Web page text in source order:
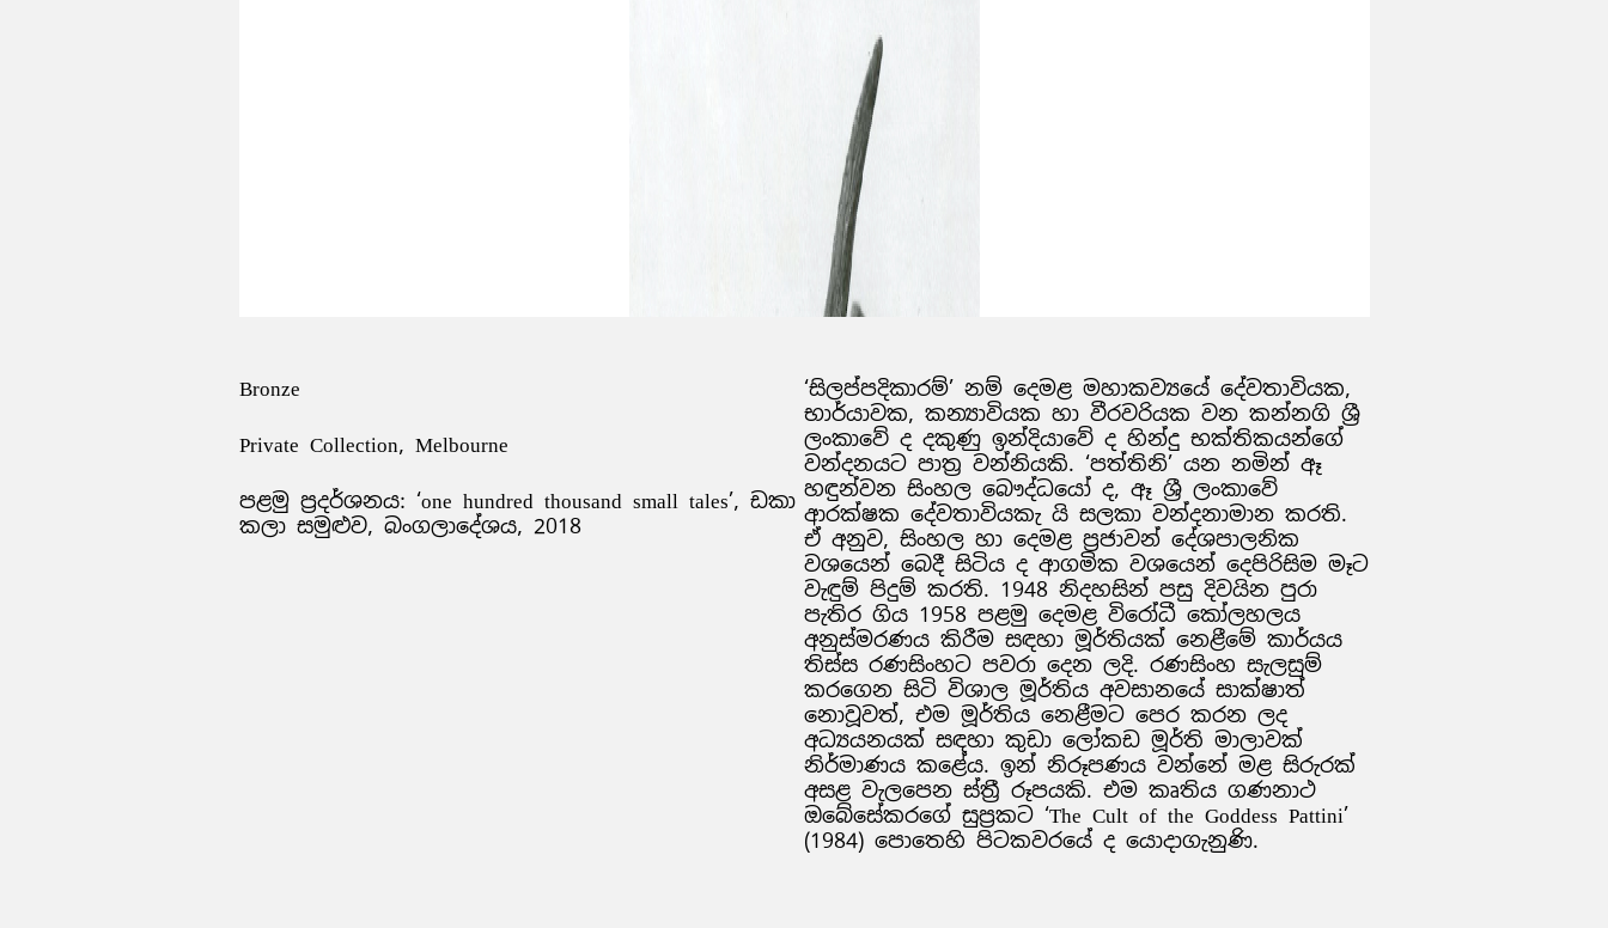
Bronze
Private Collection, Melbourne
පළමු ප්‍රදර්ශනය: ‘one hundred thousand small tales’, ඩකා
කලා සමුළුව, බංගලාදේශය, 2018
‘සිලප්පදිකාරම්’ නම් දෙමළ මහාකව්‍යයේ දේවතාවියක,
භාර්යාවක, කන්‍යාවියක හා වීරවරියක වන කන්නගි ශ්‍රී
ලංකාවේ ද දකුණු ඉන්දියාවේ ද හින්දු භක්තිකයන්ගේ
වන්දනයට පාත්‍ර වන්නියකි. ‘පත්තිනි’ යන නමින් ඈ
හඳුන්වන සිංහල බෞද්ධයෝ ද, ඈ ශ්‍රී ලංකාවේ
ආරක්ෂක දේවතාවියකැ යි සලකා වන්දනාමාන කරති.
ඒ අනුව, සිංහල හා දෙමළ ප්‍රජාවන් දේශපාලනික
වශයෙන් බෙදී සිටිය ද ආගමික වශයෙන් දෙපිරිසිම මෑට
වැඳුම් පිදුම් කරති. 1948 නිදහසින් පසු දිවයින පුරා
පැතිර ගිය 1958 පළමු දෙමළ විරෝධී කෝලහලය
අනුස්මරණය කිරීම සඳහා මූර්තියක් නෙළීමේ කාර්යය
තිස්ස රණසිංහට පවරා දෙන ලදි. රණසිංහ සැලසුම්
කරගෙන සිටි විශාල මූර්තිය අවසානයේ සාක්ෂාත්
නොවූවත්, එම මූර්තිය නෙළීමට පෙර කරන ලද
අධ්‍යයනයක් සඳහා කුඩා ලෝකඩ මූර්ති මාලාවක්
නිර්මාණය කළේය. ඉන් නිරූපණය වන්නේ මළ සිරුරක්
අසළ වැලපෙන ස්ත්‍රී රූපයකි. එම කෘතිය ගණනාථ
ඔබේසේකරගේ සුප්‍රකට ‘The Cult of the Goddess Pattini’
(1984) පොතෙහි පිටකවරයේ ද යොදාගැනුණි.